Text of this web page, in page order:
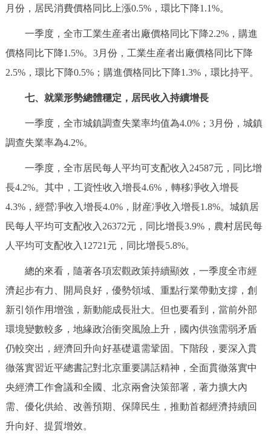
月份，居民消費價格同比上漲0.5%，環比下降1.1%。
一季度，全市工業生産者出廠價格同比下降2.2%，購進
價格同比下降1.5%。3月份，工業生産者出廠價格同比下降
2.5%，環比下降0.5%；購進價格同比下降1.3%，環比持平。
七、就業形勢總體穩定，居民收入持續增長
一季度，全市城鎮調查失業率均值為4.0%；3月份，城鎮
調查失業率為4.2%。
一季度，全市居民每人平均可支配收入24587元，同比增
長4.2%。其中，工資性收入增長4.6%，轉移凈收入增長
4.3%，經營凈收入增長4.0%，財産凈收入增長1.8%。城鎮居
民每人平均可支配收入26372元，同比增長3.9%，農村居民每
人平均可支配收入12721元，同比增長5.8%。
總的來看，隨著各項宏觀政策持續顯效，一季度全市經
濟起步有力、開局良好，優勢領域、重點行業帶動支撐，創
新引領作用增強，新動能成長壯大。但也要看到，當前外部
環境變數較多，地緣政治衝突風險上升，國內供強需弱矛盾
仍較突出，經濟回升向好基礎還需鞏固。下階段，要深入貫
徹落實習近平總書記對北京重要講話精神，全面貫徹落實中
央經濟工作會議和全國、北京兩會決策部署，著力擴大內
需、優化供給、改善預期、保障民生，推動首都經濟持續回
升向好、提質增效。